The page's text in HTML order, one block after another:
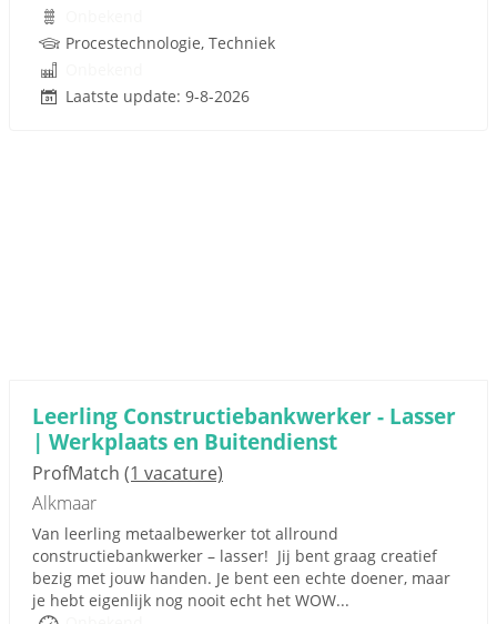
Procestechnologie, Techniek
Laatste update: 9-8-2026
Leerling Constructiebankwerker - Lasser
| Werkplaats en Buitendienst
ProfMatch (1 vacature)
Alkmaar
Van leerling metaalbewerker tot allround
constructiebankwerker – lasser! Jij bent graag creatief
bezig met jouw handen. Je bent een echte doener, maar
je hebt eigenlijk nog nooit echt het WOW...